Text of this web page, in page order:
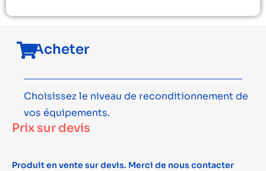
Acheter
Choisissez le niveau de reconditionnement de
vos équipements.
Prix sur devis
Produit en vente sur devis. Merci de nous contacter